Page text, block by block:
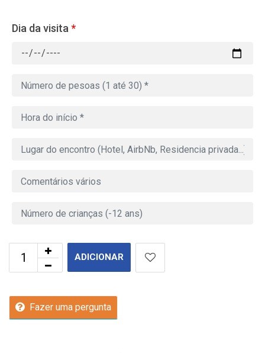
Dia da visita *
ADICIONAR
Fazer uma pergunta